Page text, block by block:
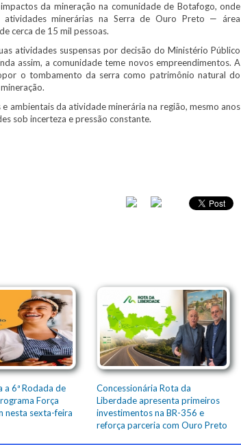
da mineração na comunidade de Botafogo, onde
minerárias na Serra de Ouro Preto — área
cerca de 15 mil pessoas.
atividades suspensas por decisão do Ministério Público
assim, a comunidade teme novos empreendimentos. A
o tombamento da serra como patrimônio natural do
ambientais da atividade minerária na região, mesmo anos
sob incerteza e pressão constante.
a 6ª Rodada de
Força
nesta sexta-feira
Concessionária Rota da
Liberdade apresenta primeiros
investimentos na BR-356 e
reforça parceria com Ouro Preto